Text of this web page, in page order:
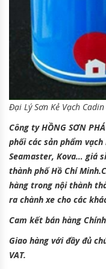
Đại Lý Sơn Kẻ Vạch
Công ty HỒNG SƠN
phối các sản phẩm vạch
Seamaster, Kova…giá
thành phố Hồ Chí
hàng trong nội thành
ra chành xe cho các
Cam kết bán hàng
Giao hàng với đầy đủ
VAT.